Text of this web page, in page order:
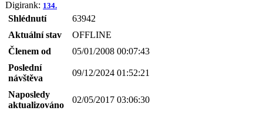
Digirank: 134.
Shlédnutí
63942
Aktuální stav
OFFLINE
Členem od
05/01/2008 00:07:43
Poslední
návštěva
09/12/2024 01:52:21
Naposledy
aktualizováno
02/05/2017 03:06:30